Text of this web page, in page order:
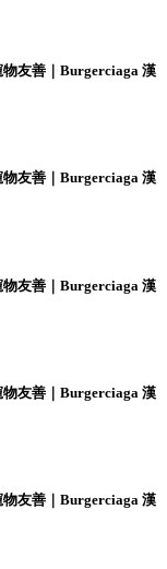
物友善｜Burgerciaga 漢
物友善｜Burgerciaga 漢
物友善｜Burgerciaga 漢
物友善｜Burgerciaga 漢
物友善｜Burgerciaga 漢